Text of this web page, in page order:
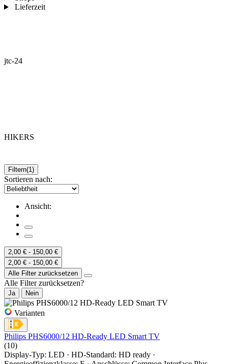
Lieferzeit
jtc-24
HIKERS
Filtern(1)
Sortieren nach:
Ansicht:
2,00 € - 150,00 €
2,00 € - 150,00 €
Alle Filter zurücksetzen
Alle Filter zurücksetzen?
Ja Nein
Varianten
Philips PHS6000/12 HD-Ready LED Smart TV
(10)
Display-Typ: LED · HD-Standard: HD ready ·